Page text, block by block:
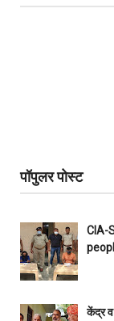
पॉपुलर पोस्ट
CIA-
केंद्र व